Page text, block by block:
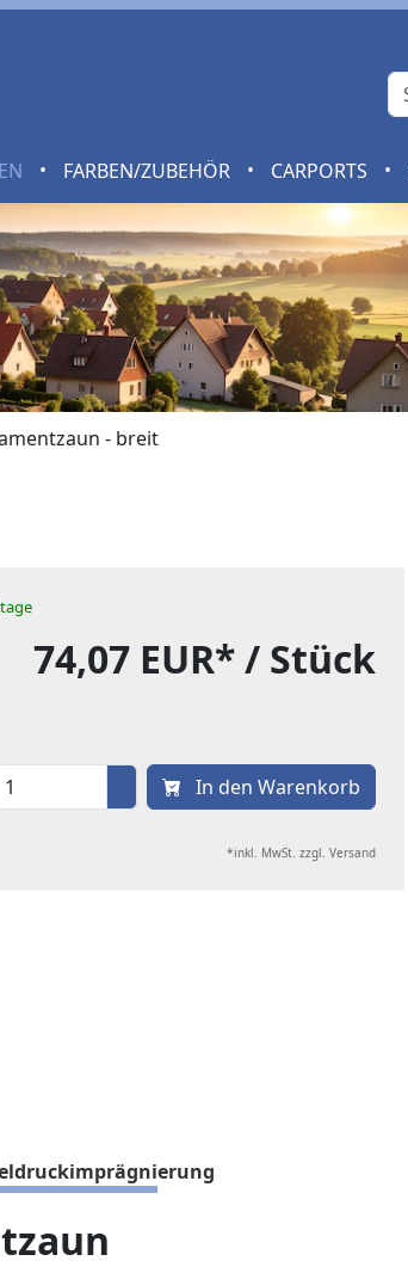
• FARBEN/ZUBEHÖR • CARPORTS •
- breit
74,07 EUR*/ Stück
In den Warenkorb
*inkl. MwSt. zzgl. Versand